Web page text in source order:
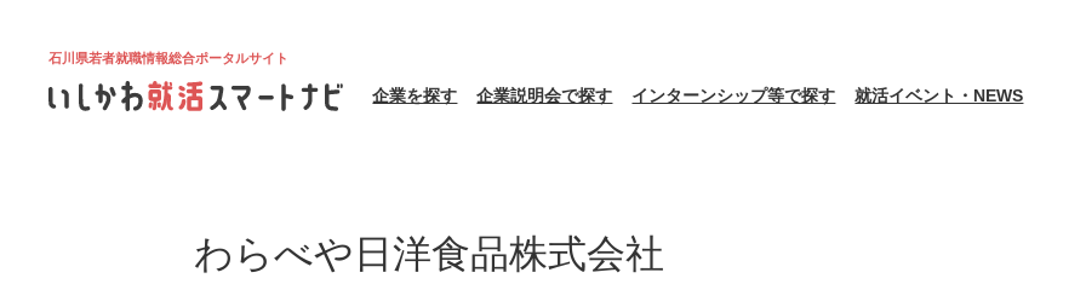
石川県若者就職情報総合ポータルサイト
企業を探す 企業説明会で探す インターンシップ等で探す 就活イベント・NEWS
わらべや日洋食品株式会社